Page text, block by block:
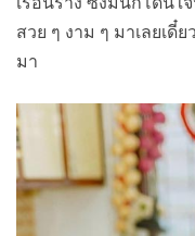
สวย ๆ งาม ๆ มาเลยเดี๋
มา